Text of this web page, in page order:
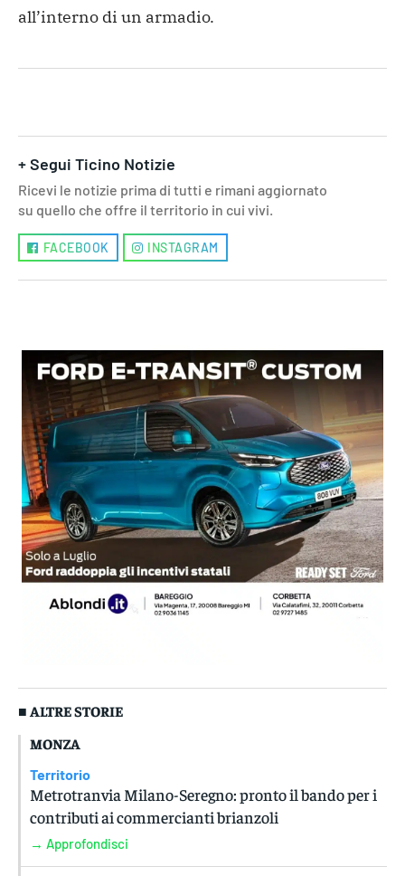
all’interno di un armadio.
+ Segui Ticino Notizie
Ricevi le notizie prima di tutti e rimani aggiornato
su quello che offre il territorio in cui vivi.
FACEBOOK INSTAGRAM
■ ALTRE STORIE
MONZA
Territorio
Metrotranvia Milano-Seregno: pronto il bando per i
contributi ai commercianti brianzoli
→ Approfondisci